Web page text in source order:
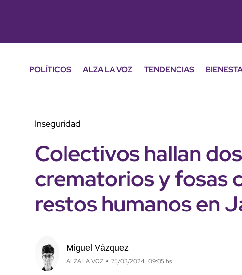
POLÍTICOS ALZA LA VOZ TENDENCIAS
Inseguridad
Colectivos hallan
crematorios y fosas
restos humanos en
Miguel Vázquez
ALZA LA VOZ 25/03/2024 · 09:05 hs